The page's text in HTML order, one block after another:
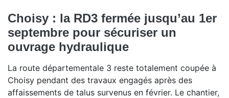
Choisy : la RD3 fermée jusqu’au 1er
septembre pour sécuriser un
ouvrage hydraulique
La route départementale 3 reste totalement coupée à
Choisy pendant des travaux engagés après des
affaissements de talus survenus en février. Le chantier,